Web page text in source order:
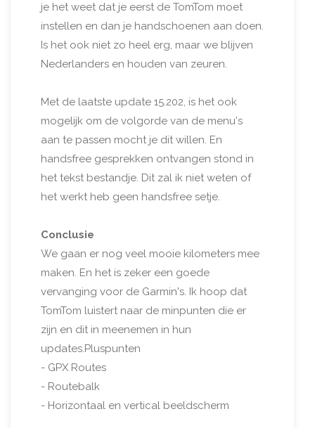
je het weet dat je eerst de TomTom moet
instellen en dan je handschoenen aan doen.
Is het ook niet zo heel erg, maar we blijven
Nederlanders en houden van zeuren.
Met de laatste update 15.202, is het ook
mogelijk om de volgorde van de menu's
aan te passen mocht je dit willen. En
handsfree gesprekken ontvangen stond in
het tekst bestandje. Dit zal ik niet weten of
het werkt heb geen handsfree setje.
Conclusie
We gaan er nog veel mooie kilometers mee
maken. En het is zeker een goede
vervanging voor de Garmin's. Ik hoop dat
TomTom luistert naar de minpunten die er
zijn en dit in meenemen in hun
updates.Pluspunten
- GPX Routes
- Routebalk
- Horizontaal en vertical beeldscherm